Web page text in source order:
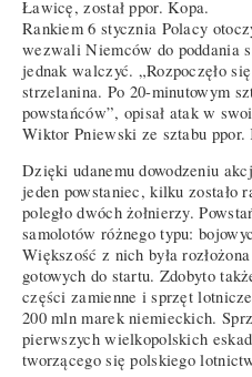
Ławicę, został ppor. Kopa.
Rankiem 6 stycznia Polacy
wezwali Niemców do poddania
jednak walczyć. „Rozpoczęło
strzelanina. Po 20-minutowym
powstańców”, opisał atak w
Wiktor Pniewski ze sztabu ppor.
Dzięki udanemu dowodzeniu
jeden powstaniec, kilku zostało
poległo dwóch żołnierzy.
samolotów różnego typu:
Większość z nich była
gotowych do startu. Zdobyto
części zamienne i sprzęt
200 mln marek niemieckich.
pierwszych wielkopolskich
tworzącego się polskiego